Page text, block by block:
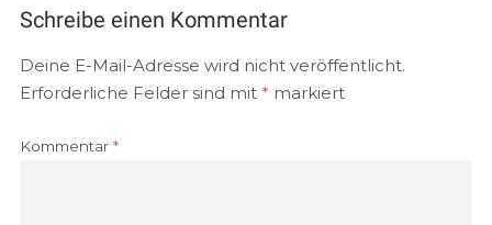
Schreibe einen Kommentar
Deine E-Mail-Adresse wird nicht veröffentlicht.
Erforderliche Felder sind mit * markiert
Kommentar *